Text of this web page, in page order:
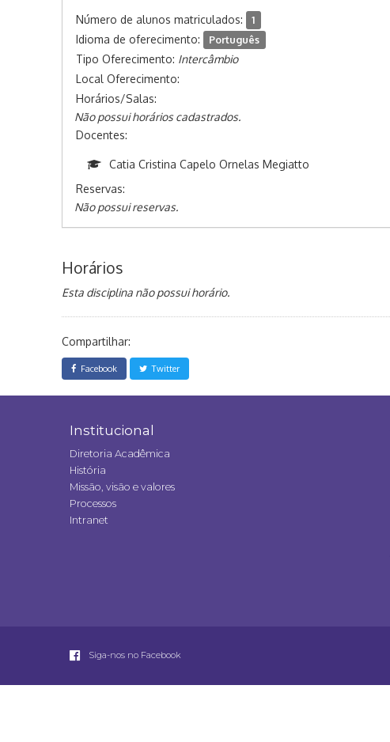
Número de alunos matriculados: 1
Idioma de oferecimento: Português
Tipo Oferecimento: Intercâmbio
Local Oferecimento:
Horários/Salas:
Não possui horários cadastrados.
Docentes:
Catia Cristina Capelo Ornelas Megiatto
Reservas:
Não possui reservas.
Horários
Esta disciplina não possui horário.
Compartilhar:
Facebook Twitter
Institucional
Diretoria Acadêmica
História
Missão, visão e valores
Processos
Intranet
Siga-nos no Facebook